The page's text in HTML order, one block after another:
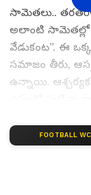
సామెతలు..
అలాంటి సామెతల్లో
వేడుకంట”. ఈ
సమాజం తీరు,
ఉన్నాయి.
FOOTBALL